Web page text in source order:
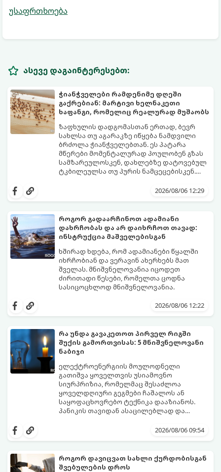
უსაფრთხოება
ასევე დაგაინტერესებთ:
ჭიანჭველები რამდენიმე დღეში
გაქრებიან: მარტივი ხელნაკეთი
ხაფანგი, რომელიც რეალურად მუშაობს
ზაფხულის დადგომასთან ერთად, ბევრ
სახლსა თუ აგარაკზე იწყება ნამდვილი
ბრძოლა ჭიანჭველებთან. ეს პატარა
მწერები მომენტალურად პოულობენ გზას
სამზარეულოსკენ, დახლებზე დატოვებულ
ტკბილეულსა თუ პურის ნამცეცებისკენ.
სპრეი და შხამქიმიკატი იყიდება, თუმცა
სახლში პატარა ბავშვები ან შინაური
ცხოველები არიან.
მარტივი, უსაფრთხო და იაფი
ჭიანჭველების მთელ კოლონიას სულ
რამდენიმე დღეში დაამარცხებთ.
გთავაზობთ ეფექტური ხაფანგის
მომზადების რეცეპტს:
2026/08/06 12:29
როგორ გადაარჩინოთ ადამიანი
დახრჩობას და არ დაიხრჩოთ თავად:
ინსტრუქცია მაშველებისგან
ხშირად ხდება, რომ ადამიანები წყალში
იხრჩობიან და ვერავინ ახერხებს მათ
შველას. მნიშვნელოვანია იცოდეთ
ძირითადი წესები, რომელთა ცოდნა
სასიცოცხლოდ მნიშვნელოვანია.
2026/08/06 12:22
რა უნდა გავაკეთოთ პირველ რიგში
შუქის გამორთვისას: 5 მნიშვნელოვანი
ნაბიჯი
ელექტროენერგიის მოულოდნელი
გათიშვა ყოველთვის უსიამოვნო
სიურპრიზია, რომელმაც შესაძლოა
ყოველდღიური გეგმები ჩაშალოს ან
საყოფაცხოვრებო ტექნიკა დააზიანოს.
პანიკის თავიდან ასაცილებლად და
უზრუნველსაყოფად, მნიშვნელოვანია
რომლებიც შუქის ქრობისთანავე
2026/08/06 09:54
როგორ დავიცვათ სახლი ქურდობისგან
შვებულების დროს